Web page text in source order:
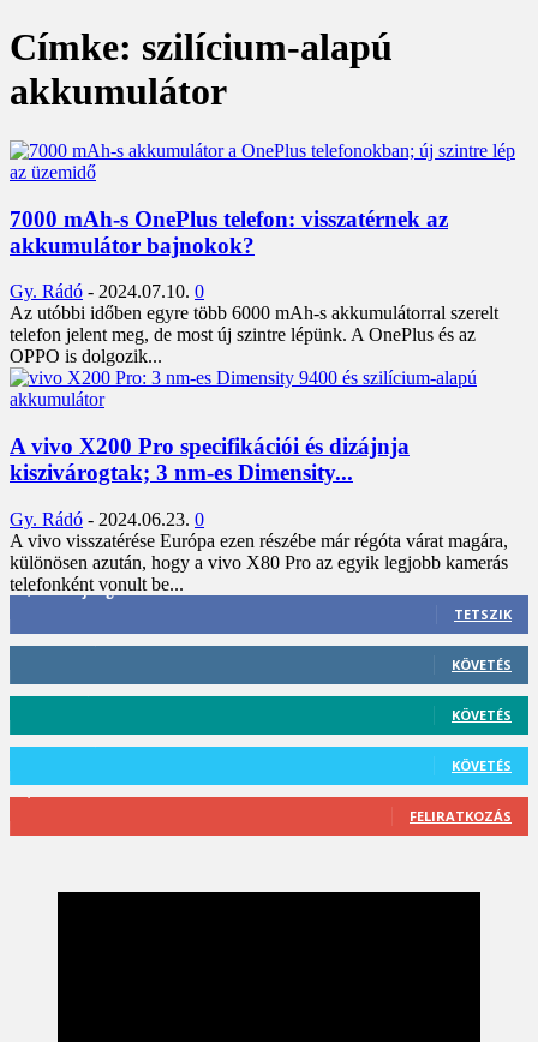
Címke: szilícium-alapú
akkumulátor
7000 mAh-s OnePlus telefon: visszatérnek az
akkumulátor bajnokok?
Gy. Rádó - 2024.07.10. 0
Az utóbbi időben egyre több 6000 mAh-s akkumulátorral szerelt
telefon jelent meg, de most új szintre lépünk. A OnePlus és az
OPPO is dolgozik...
A vivo X200 Pro specifikációi és dizájnja
kiszivárogtak; 3 nm-es Dimensity...
Gy. Rádó - 2024.06.23. 0
A vivo visszatérése Európa ezen részébe már régóta várat magára,
különösen azután, hogy a vivo X80 Pro az egyik legjobb kamerás
telefonként vonult be...
3,452 Rajongók
TETSZIK
KÖVETÉS
KÖVETÉS
KÖVETÉS
FELIRATKOZÁS